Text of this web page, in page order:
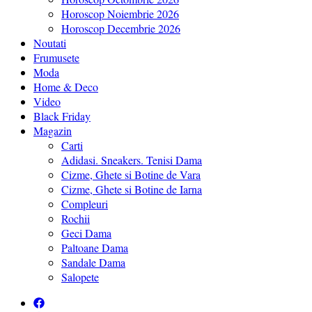
Horoscop Noiembrie 2026
Horoscop Decembrie 2026
Noutati
Frumusete
Moda
Home & Deco
Video
Black Friday
Magazin
Carti
Adidasi. Sneakers. Tenisi Dama
Cizme, Ghete si Botine de Vara
Cizme, Ghete si Botine de Iarna
Compleuri
Rochii
Geci Dama
Paltoane Dama
Sandale Dama
Salopete